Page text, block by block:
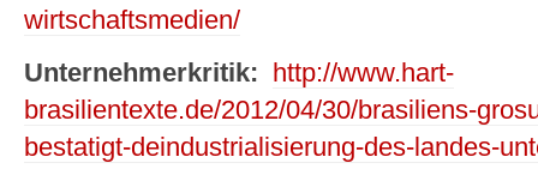
wirtschaftsmedien/
Unternehmerkritik:
http://www.hart-
brasilientexte.de/2012/04/30/brasiliens-
bestatigt-deindustrialisierung-des-landes-